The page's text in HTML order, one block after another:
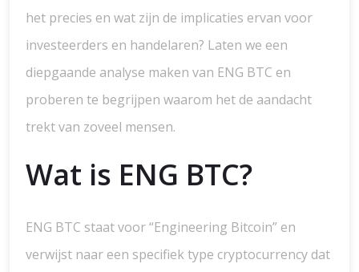
het precies en wat zijn de implicaties ervan voor
investeerders en handelaren? Laten we een
diepgaande analyse maken van ENG BTC en
proberen te begrijpen waarom het de aandacht
trekt van zoveel mensen.
Wat is ENG BTC?
ENG BTC staat voor “Engineering Bitcoin” en
verwijst naar een specifiek type cryptocurrency dat